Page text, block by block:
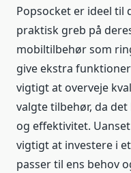
Popsocket er ideel til
praktisk greb på
mobiltilbehør som
give ekstra
vigtigt at overveje
valgte tilbehør, da
og effektivitet.
vigtigt at investere i
passer til ens behov